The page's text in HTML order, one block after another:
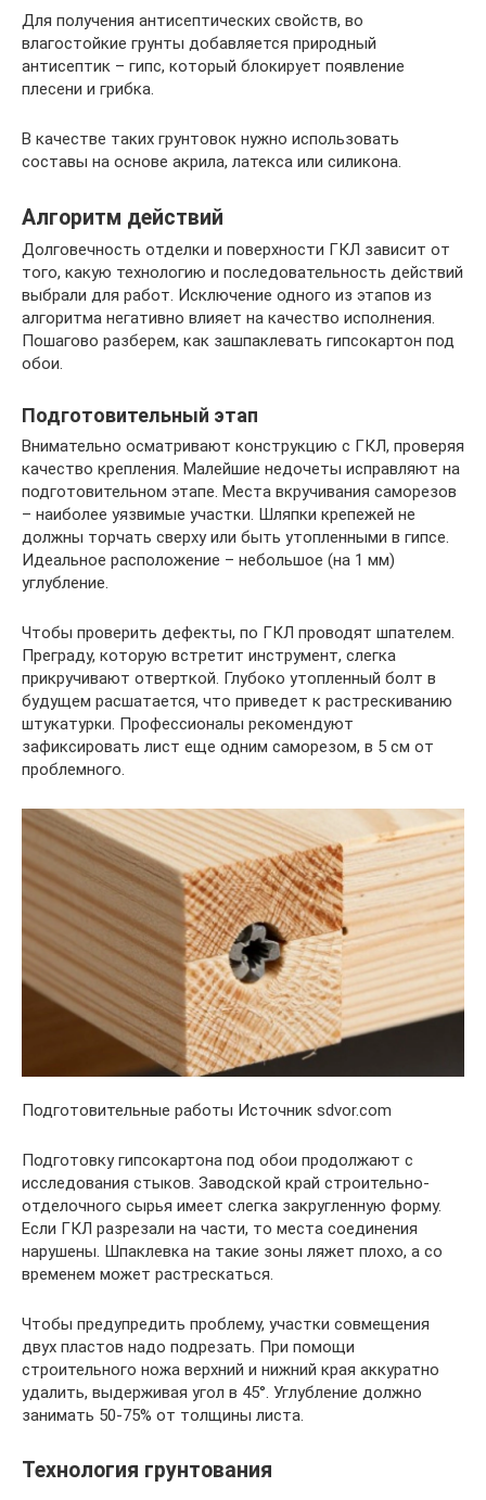
Для получения антисептических свойств, во
влагостойкие грунты добавляется природный
антисептик – гипс, который блокирует появление
плесени и грибка.
В качестве таких грунтовок нужно использовать
составы на основе акрила, латекса или силикона.
Алгоритм действий
Долговечность отделки и поверхности ГКЛ зависит от
того, какую технологию и последовательность действий
выбрали для работ. Исключение одного из этапов из
алгоритма негативно влияет на качество исполнения.
Пошагово разберем, как зашпаклевать гипсокартон под
обои.
Подготовительный этап
Внимательно осматривают конструкцию с ГКЛ, проверяя
качество крепления. Малейшие недочеты исправляют на
подготовительном этапе. Места вкручивания саморезов
– наиболее уязвимые участки. Шляпки крепежей не
должны торчать сверху или быть утопленными в гипсе.
Идеальное расположение – небольшое (на 1 мм)
углубление.
Чтобы проверить дефекты, по ГКЛ проводят шпателем.
Преграду, которую встретит инструмент, слегка
прикручивают отверткой. Глубоко утопленный болт в
будущем расшатается, что приведет к растрескиванию
штукатурки. Профессионалы рекомендуют
зафиксировать лист еще одним саморезом, в 5 см от
проблемного.
Подготовительные работы Источник sdvor.com
Подготовку гипсокартона под обои продолжают с
исследования стыков. Заводской край строительно-
отделочного сырья имеет слегка закругленную форму.
Если ГКЛ разрезали на части, то места соединения
нарушены. Шпаклевка на такие зоны ляжет плохо, а со
временем может растрескаться.
Чтобы предупредить проблему, участки совмещения
двух пластов надо подрезать. При помощи
строительного ножа верхний и нижний края аккуратно
удалить, выдерживая угол в 45°. Углубление должно
занимать 50-75% от толщины листа.
Технология грунтования